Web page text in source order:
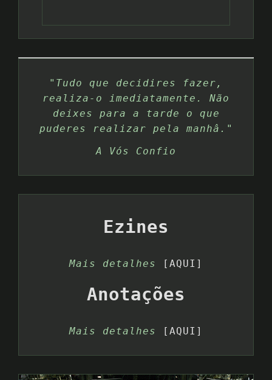
"Tudo que decidires fazer,
realiza-o imediatamente. Não
deixes para a tarde o que
puderes realizar pela manhâ."
A Vós Confio
Ezines
Mais detalhes [AQUI]
Anotações
Mais detalhes [AQUI]